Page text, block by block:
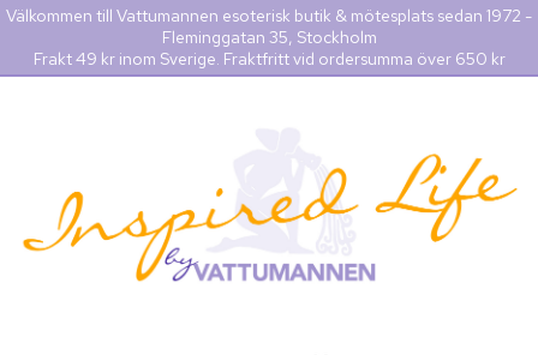
Välkommen till Vattumannen esoterisk butik & mötesplats sedan 1972 -
Fleminggatan 35, Stockholm
Frakt 49 kr inom Sverige. Fraktfritt vid ordersumma över 650 kr